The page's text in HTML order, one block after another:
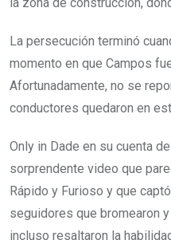
La persecución terminó
momento en que Campos
Afortunadamente, no se
conductores quedaron en
Only in Dade en su cuenta
sorprendente video que
Rápido y Furioso y que
seguidores que bromearon
incluso resaltaron la